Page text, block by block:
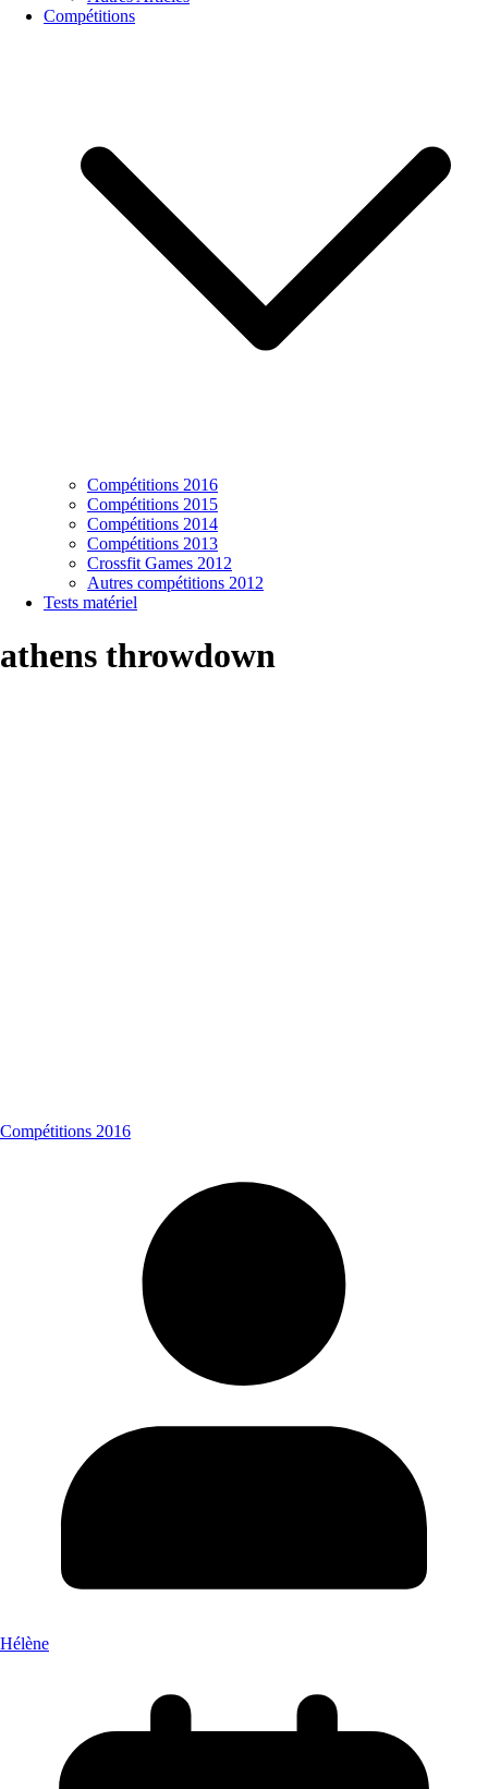
Compétitions
Compétitions 2016
Compétitions 2015
Compétitions 2014
Compétitions 2013
Crossfit Games 2012
Autres compétitions 2012
Tests matériel
athens throwdown
Compétitions 2016
Hélène